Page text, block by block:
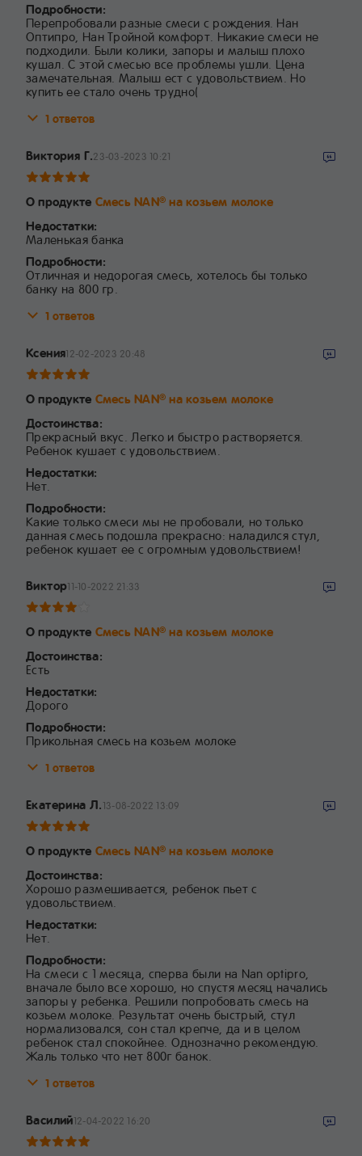
Подробности:
Перепробовали разные смеси с рождения. Нан
Оптипро, Нан Тройной комфорт. Никакие смеси не
подходили. Были колики, запоры и малыш плохо
кушал. С этой смесью все проблемы ушли. Цена
замечательная. Малыш ест с удовольствием. Но
купить ее стало очень трудно(
1 ответов
Виктория Г.23-03-2023 10:21
О продукте Смесь NAN® на козьем молоке
Недостатки:
Маленькая банка
Подробности:
Отличная и недорогая смесь, хотелось бы только
банку на 800 гр.
1 ответов
Ксения12-02-2023 20:48
О продукте Смесь NAN® на козьем молоке
Достоинства:
Прекрасный вкус. Легко и быстро растворяется.
Ребенок кушает с удовольствием.
Недостатки:
Нет.
Подробности:
Какие только смеси мы не пробовали, но только
данная смесь подошла прекрасно: наладился стул,
ребенок кушает ее с огромным удовольствием!
Виктор11-10-2022 21:33
О продукте Смесь NAN® на козьем молоке
Достоинства:
Есть
Недостатки:
Дорого
Подробности:
Прикольная смесь на козьем молоке
1 ответов
Екатерина Л.13-08-2022 13:09
О продукте Смесь NAN® на козьем молоке
Достоинства:
Хорошо размешивается, ребенок пьет с
удовольствием.
Недостатки:
Нет.
Подробности:
На смеси с 1 месяца, сперва были на Nan optipro,
вначале было все хорошо, но спустя месяц начались
запоры у ребенка. Решили попробовать смесь на
козьем молоке. Результат очень быстрый, стул
нормализовался, сон стал крепче, да и в целом
ребенок стал спокойнее. Однозначно рекомендую.
Жаль только что нет 800г банок.
1 ответов
Василий12-04-2022 16:20